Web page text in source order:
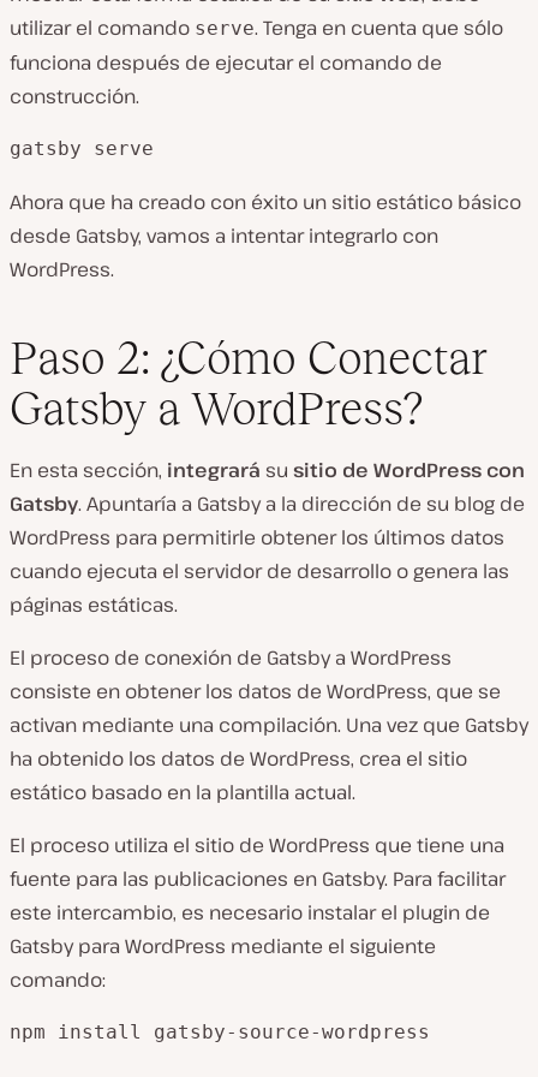
utilizar el comando serve. Tenga en cuenta que sólo
funciona después de ejecutar el comando de
construcción.
gatsby serve
Ahora que ha creado con éxito un sitio estático básico
desde Gatsby, vamos a intentar integrarlo con
WordPress.
Paso 2: ¿Cómo Conectar
Gatsby a WordPress?
En esta sección, integrará su sitio de WordPress con
Gatsby. Apuntaría a Gatsby a la dirección de su blog de
WordPress para permitirle obtener los últimos datos
cuando ejecuta el servidor de desarrollo o genera las
páginas estáticas.
El proceso de conexión de Gatsby a WordPress
consiste en obtener los datos de WordPress, que se
activan mediante una compilación. Una vez que Gatsby
ha obtenido los datos de WordPress, crea el sitio
estático basado en la plantilla actual.
El proceso utiliza el sitio de WordPress que tiene una
fuente para las publicaciones en Gatsby. Para facilitar
este intercambio, es necesario instalar el plugin de
Gatsby para WordPress mediante el siguiente
comando:
npm install gatsby-source-wordpress